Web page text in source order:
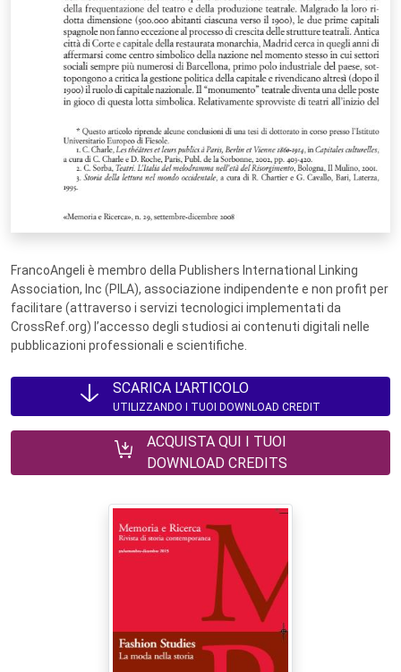
FrancoAngeli è membro della Publishers International Linking
Association, Inc (PILA), associazione indipendente e non profit per
facilitare (attraverso i servizi tecnologici implementati da
CrossRef.org) l’accesso degli studiosi ai contenuti digitali nelle
pubblicazioni professionali e scientifiche.
SCARICA L'ARTICOLO
UTILIZZANDO I TUOI DOWNLOAD CREDIT
ACQUISTA QUI I TUOI
DOWNLOAD CREDITS